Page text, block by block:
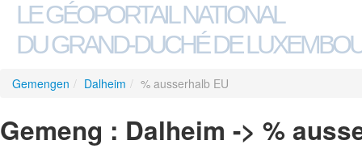
LE GÉOPORTAIL NATIONAL
DU GRAND-DUCHÉ DE
Gemengen / Dalheim / % ausserhalb EU
Gemeng : Dalheim -> %